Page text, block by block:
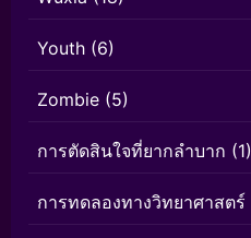
Youth (6)
Zombie (5)
การตัดสินใจที่ยากลำบาก (1)
การทดลองทางวิทยาศาสตร์